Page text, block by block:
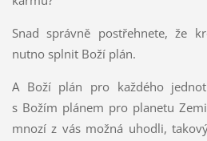
Snad správně postřehnete, že
nutno splnit Boží plán.
A Boží plán pro každého
s Božím plánem pro planetu
mnozí z vás možná uhodli,